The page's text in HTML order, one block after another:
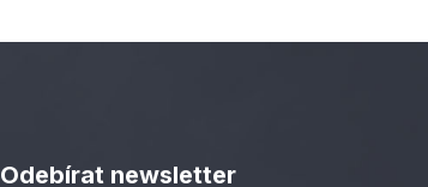
Odebírat newsletter